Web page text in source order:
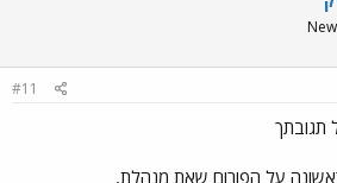
#11
תגובתך
על הפורום שאת מנהלת,